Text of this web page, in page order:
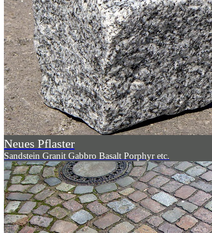
Neues Pflaster
Sandstein Granit Gabbro Basalt Porphyr etc.